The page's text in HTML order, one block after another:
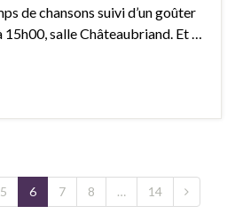
de chansons suivi d’un goûter
salle Châteaubriand. Et …
5 6 7 8 … 14